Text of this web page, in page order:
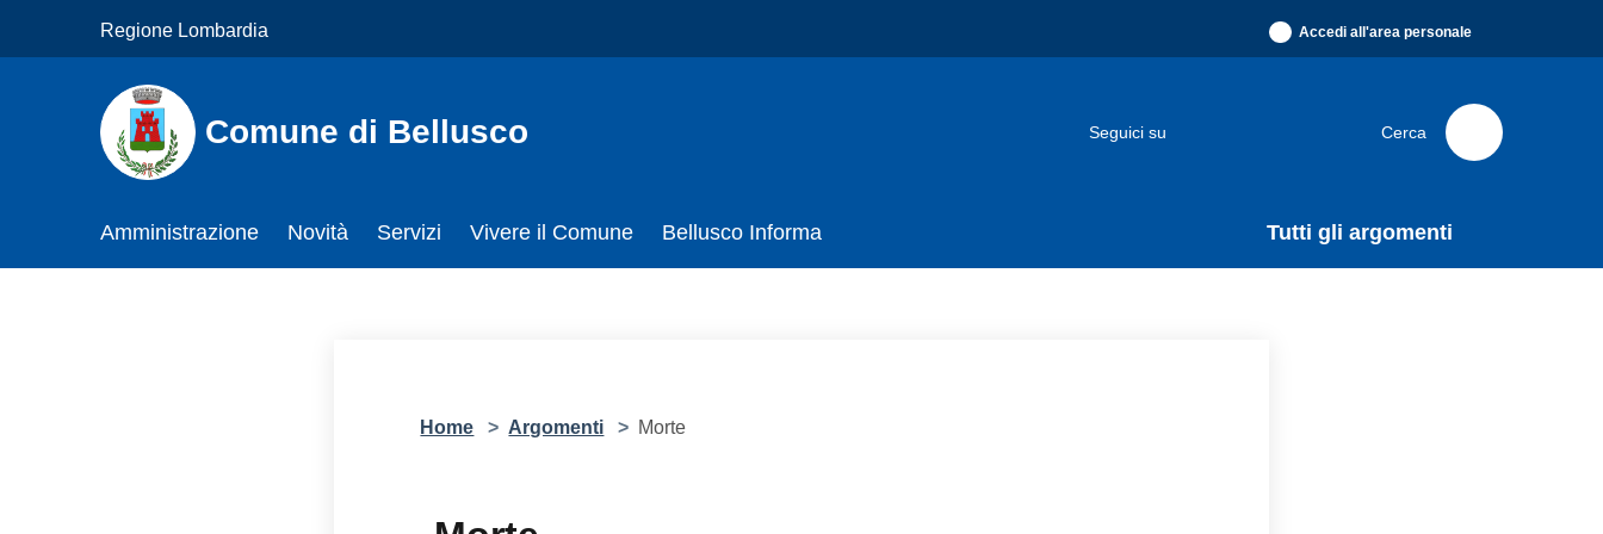
Regione Lombardia
Accedi all'area personale
Comune di Bellusco Seguici su Cerca
Amministrazione Novità Servizi Vivere il Comune Bellusco Informa Tutti gli argomenti
Home > Argomenti > Morte